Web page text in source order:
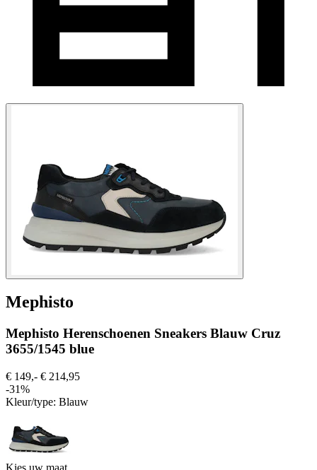
Mephisto
Mephisto Herenschoenen Sneakers Blauw Cruz
3655/1545 blue
€ 149,- € 214,95
-31%
Kleur/type: Blauw
Kies uw maat